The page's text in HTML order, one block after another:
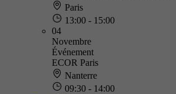
Paris
13:00 - 15:00
04
Novembre
Événement
ECOR Paris
Nanterre
09:30 - 14:00